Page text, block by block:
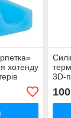
хотенду
3D-
100